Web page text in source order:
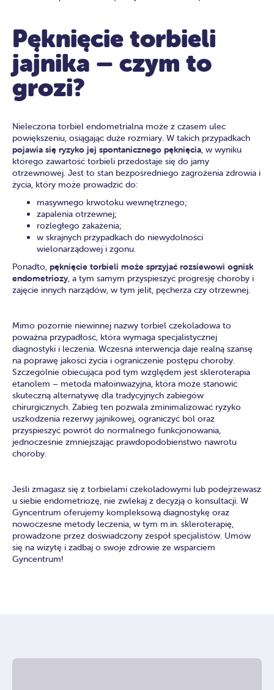
Pęknięcie torbieli
jajnika – czym to
grozi?
Nieleczona torbiel endometrialna może z czasem ulec
powiększeniu, osiągając duże rozmiary. W takich przypadkach
pojawia się ryzyko jej spontanicznego pęknięcia, w wyniku
którego zawartość torbieli przedostaje się do jamy
otrzewnowej. Jest to stan bezpośredniego zagrożenia zdrowia i
życia, który może prowadzić do:
masywnego krwotoku wewnętrznego;
zapalenia otrzewnej;
rozległego zakażenia;
w skrajnych przypadkach do niewydolności
wielonarządowej i zgonu.
Ponadto, pęknięcie torbieli może sprzyjać rozsiewowi ognisk
endometriozy, a tym samym przyspieszyć progresję choroby i
zajęcie innych narządów, w tym jelit, pęcherza czy otrzewnej.
Mimo pozornie niewinnej nazwy torbiel czekoladowa to
poważna przypadłość, która wymaga specjalistycznej
diagnostyki i leczenia. Wczesna interwencja daje realną szansę
na poprawę jakości życia i ograniczenie postępu choroby.
Szczególnie obiecująca pod tym względem jest skleroterapia
etanolem – metoda małoinwazyjna, która może stanowić
skuteczną alternatywę dla tradycyjnych zabiegów
chirurgicznych. Zabieg ten pozwala zminimalizować ryzyko
uszkodzenia rezerwy jajnikowej, ograniczyć ból oraz
przyspieszyć powrót do normalnego funkcjonowania,
jednocześnie zmniejszając prawdopodobieństwo nawrotu
choroby.
Jeśli zmagasz się z torbielami czekoladowymi lub podejrzewasz
u siebie endometriozę, nie zwlekaj z decyzją o konsultacji. W
Gyncentrum oferujemy kompleksową diagnostykę oraz
nowoczesne metody leczenia, w tym m.in. skleroterapię,
prowadzone przez doświadczony zespół specjalistów. Umów
się na wizytę i zadbaj o swoje zdrowie ze wsparciem
Gyncentrum!